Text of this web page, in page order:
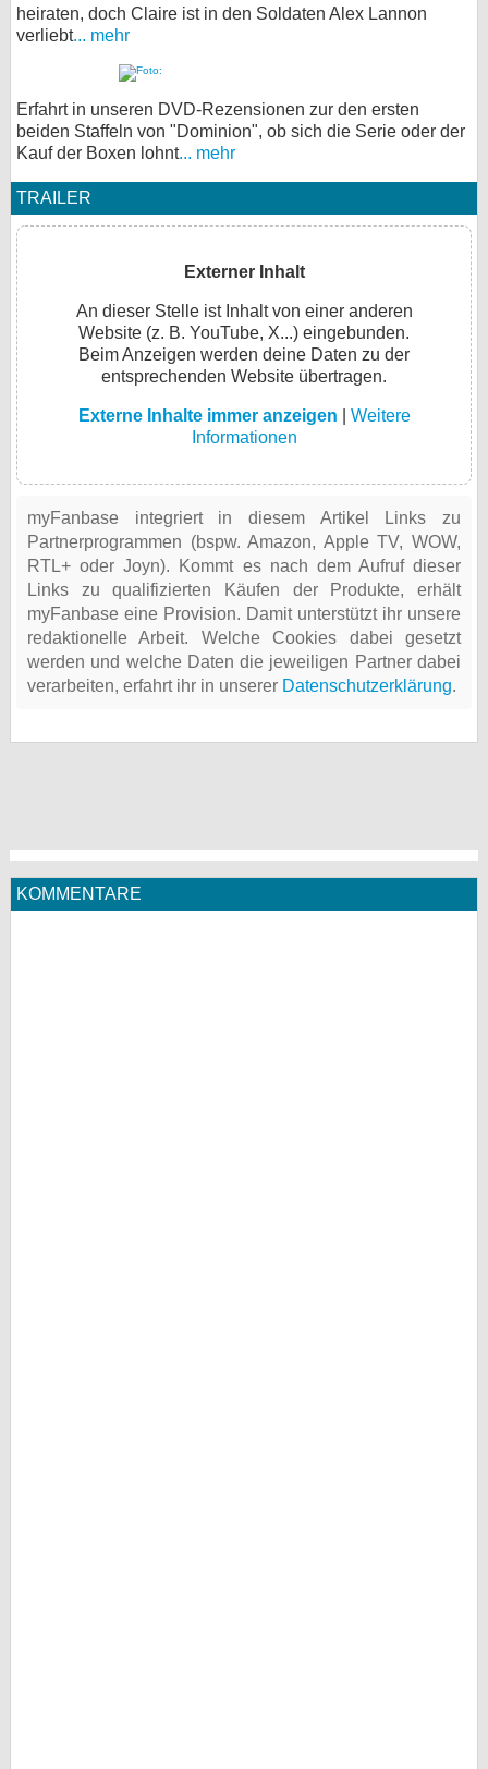
heiraten, doch Claire ist in den Soldaten Alex Lannon
verliebt... mehr
Erfahrt in unseren DVD-Rezensionen zur den ersten
beiden Staffeln von "Dominion", ob sich die Serie oder der
Kauf der Boxen lohnt... mehr
TRAILER
Externer Inhalt
An dieser Stelle ist Inhalt von einer anderen
Website (z. B. YouTube, X...) eingebunden.
Beim Anzeigen werden deine Daten zu der
entsprechenden Website übertragen.
Externe Inhalte immer anzeigen
Weitere
Informationen
myFanbase integriert in diesem Artikel Links zu
Partnerprogrammen (bspw. Amazon, Apple TV, WOW,
RTL+ oder Joyn). Kommt es nach dem Aufruf dieser
Links zu qualifizierten Käufen der Produkte, erhält
myFanbase eine Provision. Damit unterstützt ihr unsere
redaktionelle Arbeit. Welche Cookies dabei gesetzt
werden und welche Daten die jeweiligen Partner dabei
verarbeiten, erfahrt ihr in unserer Datenschutzerklärung.
KOMMENTARE